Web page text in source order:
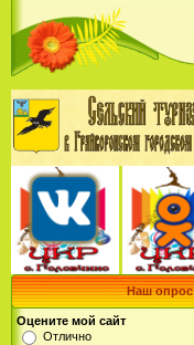
Наш опрос
Оцените мой сайт
Отлично